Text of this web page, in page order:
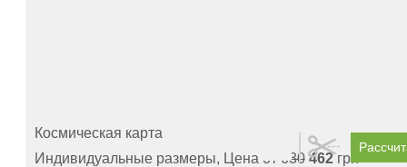
Космическая карта
Индивидуальные размеры, Цена от 630 462грн